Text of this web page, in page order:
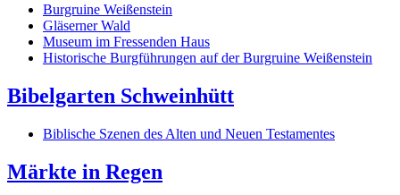
Burgruine Weißenstein
Gläserner Wald
Museum im Fressenden Haus
Historische Burgführungen auf der Burgruine Weißenstein
Bibelgarten Schweinhütt
Biblische Szenen des Alten und Neuen Testamentes
Märkte in Regen